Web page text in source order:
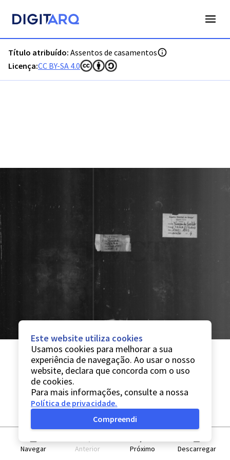
Título atribuído: Assentos de casamentos
Licença:CC BY-SA 4.0
Navegar Anterior Próximo Descarregar
Este website utiliza cookies
Usamos cookies para melhorar a sua
experiência de navegação. Ao usar o nosso
website, declara que concorda com o uso
de cookies.
Para mais informações, consulte a nossa
Política de privacidade.
Compreendi